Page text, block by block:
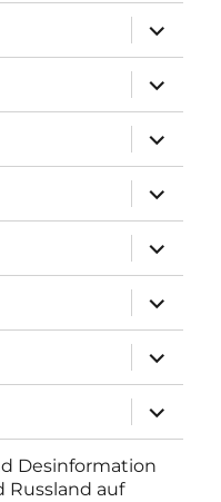
anzeigen
anzeigen
anzeigen
anzeigen
anzeigen
anzeigen
anzeigen
anzeigen
Desinformation
Russland auf